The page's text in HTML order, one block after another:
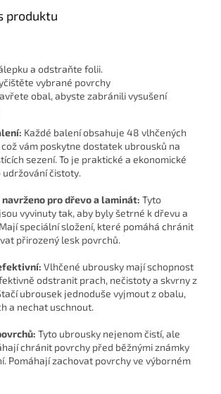
produktu
a odstraňte folii.
vybrané povrchy
obal, abyste zabránili vysušení
Každé balení obsahuje 48 vlhčených
vám poskytne dostatek ubrousků na
sezení. To je praktické a ekonomické
udržování čistoty.
navrženo pro dřevo a laminát: Tyto
vyvinuty tak, aby byly šetrné k dřevu a
speciální složení, které pomáhá chránit
přirozený lesk povrchů.
Vlhčené ubrousky mají schopnost
odstranit prach, nečistoty a skvrny z
ubrousek jednoduše vyjmout z obalu,
a nechat uschnout.
Tyto ubrousky nejenom čistí, ale
chránit povrchy před běžnými známky
Pomáhají zachovat povrchy ve výborném